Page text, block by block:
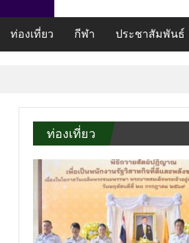
ท่องเที่ยว กีฬา ประชาสัมพันธ์
ท่องเที่ยว